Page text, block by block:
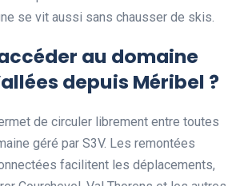
se vit aussi sans chausser de skis.
au domaine
depuis Méribel ?
de circuler librement entre toutes
géré par S3V. Les remontées
facilitent les déplacements,